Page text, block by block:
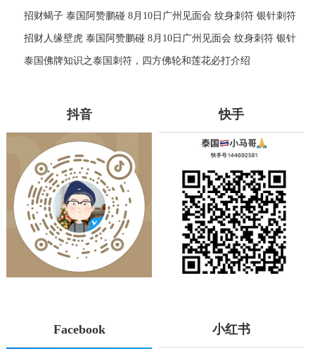
银针刺符 经文刺符 刺青 传统纹身 定制各类事项
招财蝎子 泰国阿赞鹏碰 8月10日广州见面会 纹身刺符 银针刺符
经文刺符 刺青 传统纹身 定制各类事项
招财人缘壁虎 泰国阿赞鹏碰 8月10日广州见面会 纹身刺符 银针
刺符 经文刺符 刺青 传统纹身 定制各类事项
泰国佛牌知识之泰国刺符，四方佛轮和莲花必打介绍
抖音 快手
Facebook 小红书